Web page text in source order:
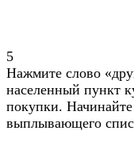
5
Нажмите слово
населенный пункт
покупки. Начинайте
выплывающего